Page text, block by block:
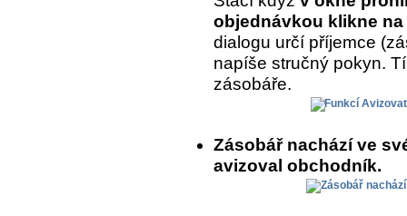
objednávkou klikne
dialogu určí příjemce
napíše stručný pokyn.
zásobáře.
Zásobář nachází ve
avizoval obchodník.